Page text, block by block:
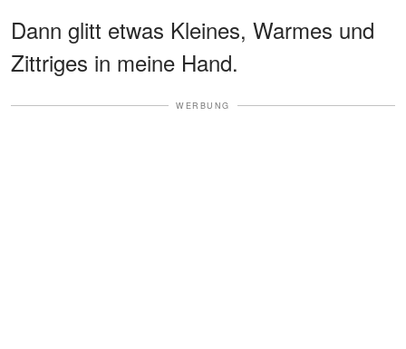
Dann glitt etwas Kleines, Warmes und
Zittriges in meine Hand.
WERBUNG